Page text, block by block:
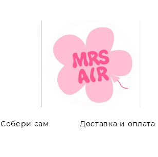
Собери сам Доставка и оплата